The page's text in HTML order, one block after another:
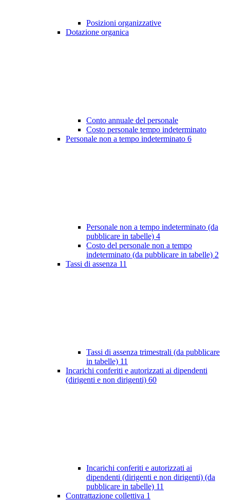
Posizioni organizzative
Dotazione organica
Conto annuale del personale
Costo personale tempo indeterminato
Personale non a tempo indeterminato 6
Personale non a tempo indeterminato (da
pubblicare in tabelle) 4
Costo del personale non a tempo
indeterminato (da pubblicare in tabelle) 2
Tassi di assenza 11
Tassi di assenza trimestrali (da pubblicare
in tabelle) 11
Incarichi conferiti e autorizzati ai dipendenti
(dirigenti e non dirigenti) 60
Incarichi conferiti e autorizzati ai
dipendenti (dirigenti e non dirigenti) (da
pubblicare in tabelle) 11
Contrattazione collettiva 1